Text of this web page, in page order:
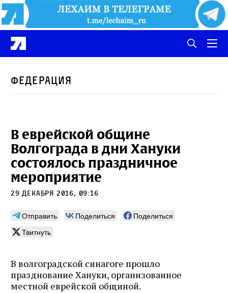
Федерация
В еврейской общине
Волгограда в дни Хануки
состоялось праздничное
мероприятие
29 декабря 2016, 09:16
Отправить Поделиться
Поделиться
Твитнуть
В волгоградской синагоге прошло
празднование Хануки, организованное
местной еврейской общиной.